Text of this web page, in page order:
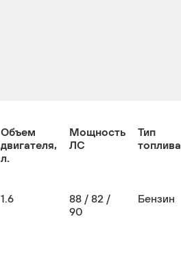
Объем
двигателя,
л.
Мощность
ЛС
Тип
топлива
1.6
88 / 82 /
90
Бензин